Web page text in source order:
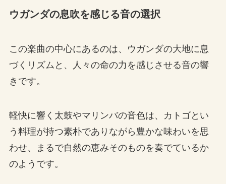
ウガンダの息吹を感じる音の選択
この楽曲の中心にあるのは、ウガンダの大地に息
づくリズムと、人々の命の力を感じさせる音の響
きです。
軽快に響く太鼓やマリンバの音色は、カトゴとい
う料理が持つ素朴でありながら豊かな味わいを思
わせ、まるで自然の恵みそのものを奏でているか
のようです。